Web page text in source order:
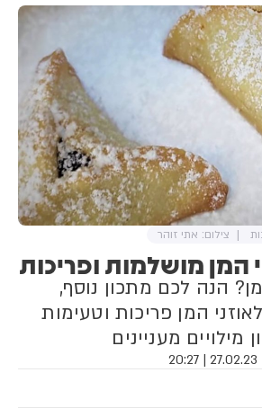
בטענה
את
כלכלית
המן מושלמות ופריכות
הנה לכם מתכון נוסף,
המן פריכות וטעימות
מילויים מעניינים
27.02.23 | 20:27
צילום: אתי זוהר